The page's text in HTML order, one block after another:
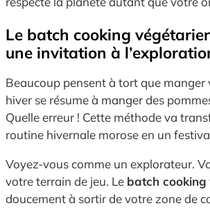
Le batch cooking
une invitation à
Beaucoup pensent à tort que manger
hiver se résume à manger des
Quelle erreur ! Cette méthode va
routine hivernale morose en un
Voyez-vous comme un explorateur.
votre terrain de jeu. Le batch cooking
doucement à sortir de votre zone de